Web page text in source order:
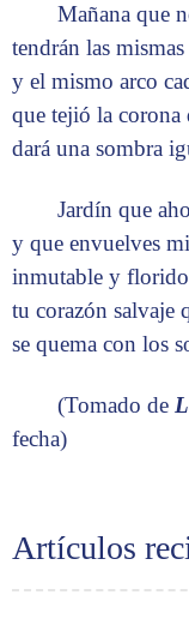
Artículos
Mañana que
tendrán las
y el mismo arco
que tejió la corona
dará una sombra
Jardín que
y que envuelves
inmutable y florido
tu corazón salvaje
se quema con los
(Tomado de
fecha)